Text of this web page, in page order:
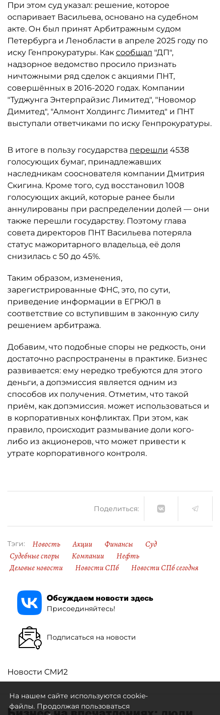
При этом суд указал: решение, которое
оспаривает Васильева, основано на судебном
акте. Он был принят Арбитражным судом
Петербурга и Ленобласти в апреле 2025 году по
иску Генпрокуратуры. Как сообщал "ДП",
надзорное ведомство просило признать
ничтожными ряд сделок с акциями ПНТ,
совершённых в 2016-2020 годах. Компании
"Туджунга Энтерпрайзис Лимитед", "Новомор
Димитед", "Алмонт Холдингс Лимитед" и ПНТ
выступали ответчиками по иску Генпрокуратуры.
В итоге в пользу государства перешли 4538
голосующих бумаг, принадлежавших
наследникам сооснователя компании Дмитрия
Скигина. Кроме того, суд восстановил 1008
голосующих акций, которые ранее были
аннулированы при распределении долей — они
также перешли государству. Поэтому глава
совета директоров ПНТ Васильева потеряла
статус мажоритарного владельца, её доля
снизилась с 50 до 45%.
Таким образом, изменения,
зарегистрированные ФНС, это, по сути,
приведение информации в ЕГРЮЛ в
соответствие со вступившим в законную силу
решением арбитража.
Добавим, что подобные споры не редкость, они
достаточно распространены в практике. Бизнес
развивается: ему нередко требуются для этого
деньги, а допэмиссия является одним из
способов их получения. Отметим, что такой
приём, как допэмиссия. может использоваться и
в корпоративных конфликтах. При этом, как
правило, происходит размывание доли кого-
либо из акционеров, что может привести к
утрате корпоративного контроля.
Поделиться:
Тэги: Новость Акции Финансы
Суд
Судебные споры
Компании
Нефть
Деловые новости
Новости СПб Новости СПб сегодня
Обсуждаем новости здесь
Присоединяйтесь!
Подписаться на новости
Новости СМИ2
На нашем сайте используются cookie-
файлы. Продолжая пользоваться